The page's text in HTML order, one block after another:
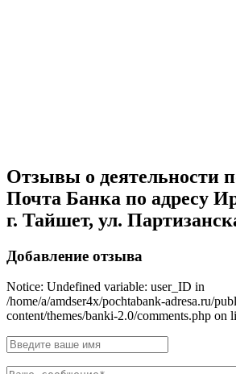
Отзывы о деятельности
Почта Банка по адресу
г. Тайшет, ул.
Добавление отзыва
Notice: Undefined variable: user_ID in
/home/a/amdser4x/pochtabank-adresa.ru/
content/themes/banki-2.0/comments.php on